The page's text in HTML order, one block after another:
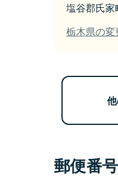
塩谷郡氏
栃木県の変
郵便番